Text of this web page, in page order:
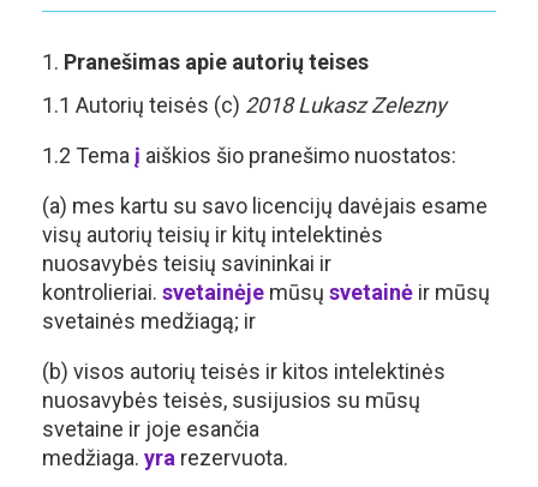
Pranešimas apie autorių teises
1.1 Autorių teisės (c) 2018 Lukasz Zelezny
1.2 Tema į aiškios šio pranešimo nuostatos:
(a) mes kartu su savo licencijų davėjais esame
visų autorių teisių ir kitų intelektinės
nuosavybės teisių savininkai ir
kontrolieriai. svetainėje mūsų svetainė ir mūsų
svetainės medžiagą; ir
(b) visos autorių teisės ir kitos intelektinės
nuosavybės teisės, susijusios su mūsų
svetaine ir joje esančia
medžiaga. yra rezervuota.